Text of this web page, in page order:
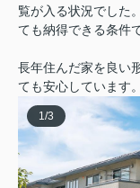
覧が入る状況でした
ても納得できる条件
長年住んだ家を良い
ても安心しています。
1/3